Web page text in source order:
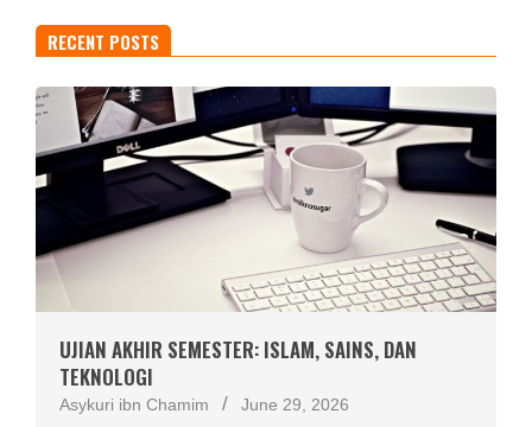
RECENT POSTS
UJIAN AKHIR SEMESTER: ISLAM, SAINS, DAN
TEKNOLOGI
Asykuri ibn Chamim June 29, 2026